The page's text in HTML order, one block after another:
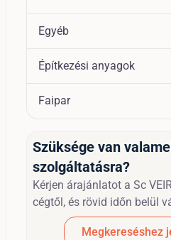
Egyéb
Építkezési anyagok
Faipar
Szüksége van
szolgáltatásra?
Kérjen árajánlatot a Sc
cégtől, és rövid időn belül
Megkereséshez